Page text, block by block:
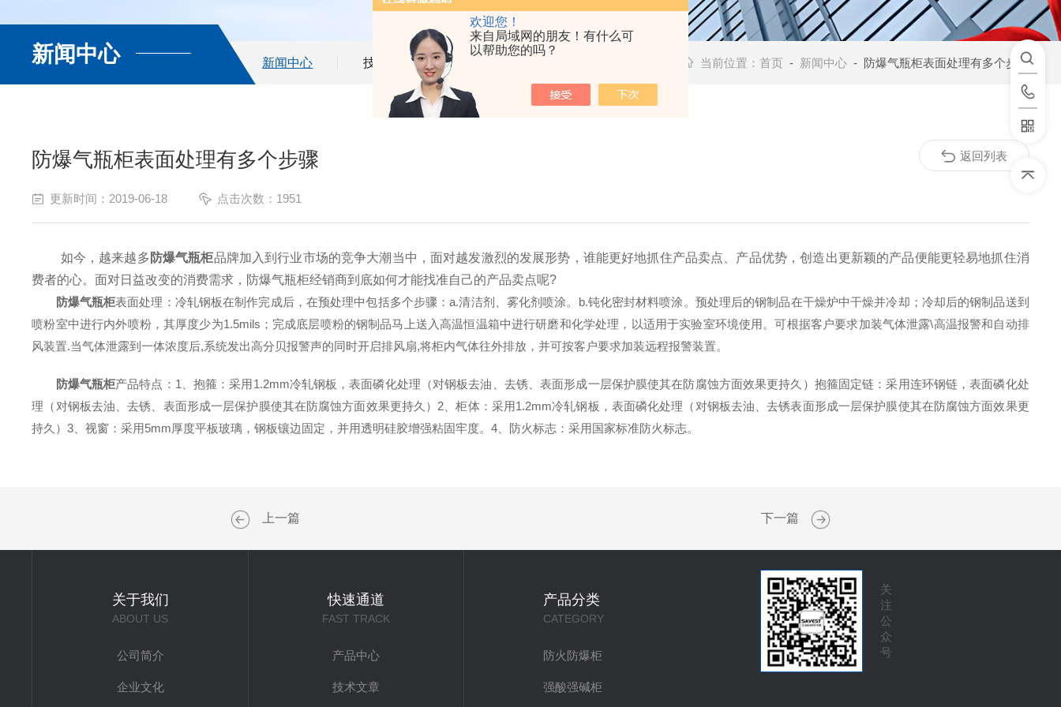
欢迎您！
来自局域网的朋友！有什么可
以帮助您的吗？
新闻中心 新闻中心 技术文章 当前位置： 首页 - 新闻中心- 防爆气瓶柜表面处理有多个步骤
防爆气瓶柜表面处理有多个步骤
更新时间：2019-06-18 点击次数：1951
如今，越来越多 防爆气瓶柜品牌加入到行业市场的竞争大潮当中，面对越发激烈的发展形势，谁能更好地抓住产品卖点、产品优势，创造出更新颖的产品便能更轻易地抓住消
费者的心。面对日益改变的消费需求，防爆气瓶柜经销商到底如何才能找准自己的产品卖点呢?
防爆气瓶柜表面处理：冷轧钢板在制作完成后，在预处理中包括多个步骤：a.清洁剂、雾化剂喷涂。b.钝化密封材料喷涂。预处理后的钢制品在干燥炉中干燥并冷却；冷却后的钢制品送到
喷粉室中进行内外喷粉，其厚度少为1.5mils；完成底层喷粉的钢制品马上送入高温恒温箱中进行研磨和化学处理，以适用于实验室环境使用。可根据客户要求加装气体泄露\高温报警和自动排
风装置.当气体泄露到一体浓度后,系统发出高分贝报警声的同时开启排风扇,将柜内气体往外排放，并可按客户要求加装远程报警装置。
防爆气瓶柜产品特点：1、抱箍：采用1.2mm冷轧钢板，表面磷化处理（对钢板去油、去锈、表面形成一层保护膜使其在防腐蚀方面效果更持久）抱箍固定链：采用连环钢链，表面磷化处
理（对钢板去油、去锈、表面形成一层保护膜使其在防腐蚀方面效果更持久）2、柜体：采用1.2mm冷轧钢板，表面磷化处理（对钢板去油、去锈表面形成一层保护膜使其在防腐蚀方面效果更
持久）3、视窗：采用5mm厚度平板玻璃，钢板镶边固定，并用透明硅胶增强粘固牢度。4、防火标志：采用国家标准防火标志。
返回列表
上一篇 下一篇
关于我们
ABOUT US
公司简介
企业文化
快速通道
FAST TRACK
产品中心
技术文章
产品分类
CATEGORY
防火防爆柜
强酸强碱柜
关
注
公
众
号